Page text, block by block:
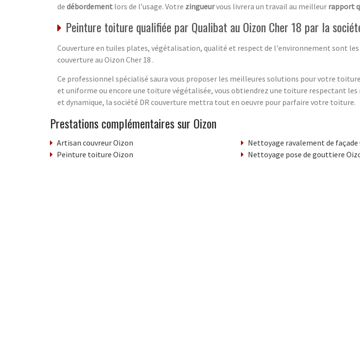
de débordement lors de l’usage. Votre zingueurvous livrera un travail au meilleur rapport
Peinture toiture qualifiée par Qualibat au Oizon Cher 18 par la
Couverture en tuiles plates, végétalisation, qualité et respect de l'environnement sont
couverture au Oizon Cher 18 .
Ce professionnel spécialisé saura vous proposer les meilleures solutions pour votre
et uniforme ou encore une toiture végétalisée, vous obtiendrez une toiture respectant
et dynamique, la société DR couverture mettra tout en oeuvre pour parfaire votre toiture.
Prestations complémentaires sur Oizon
Artisan couvreur Oizon
Peinture toiture Oizon
Nettoyage ravalement de façade
Nettoyage pose de gouttiere